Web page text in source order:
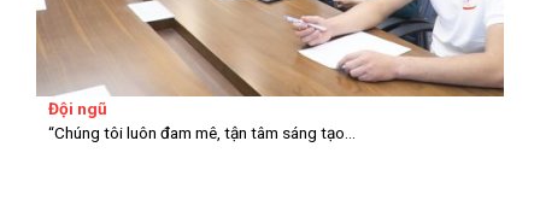
Đội ngũ
“Chúng tôi luôn đam mê, tận tâm sáng tạo...